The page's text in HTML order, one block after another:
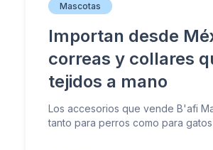
Mascotas
Importan desde
correas y collares
tejidos a mano
Los accesorios que vende B'afi
tanto para perros como para gatos